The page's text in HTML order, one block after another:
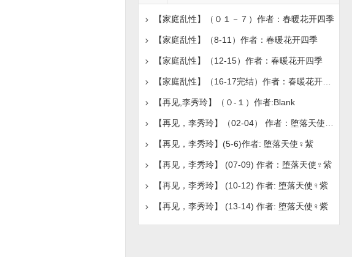
【家庭乱性】（０１－７）作者：春暖花开四季
【家庭乱性】（8-11）作者：春暖花开四季
【家庭乱性】（12-15）作者：春暖花开四季
【家庭乱性】（16-17完结）作者：春暖花开四季
【再见,李秀玲】（０-１）作者:Blank
【再见，李秀玲】(5-6)作者: 堕落天使♀紫
【再见，李秀玲】 (07-09) 作者：堕落天使♀紫
【再见，李秀玲】 (10-12) 作者: 堕落天使♀紫
【再见，李秀玲】 (13-14) 作者: 堕落天使♀紫